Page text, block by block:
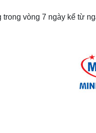
vòng 7 ngày kể từ